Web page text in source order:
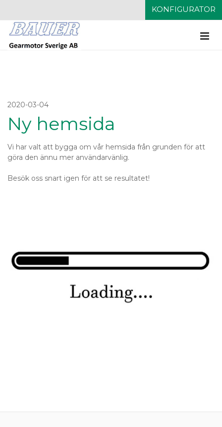
KONFIGURATOR
2020-03-04
Ny hemsida
Vi har valt att bygga om vår hemsida från grunden för att
göra den ännu mer användarvänlig.
Besök oss snart igen för att se resultatet!